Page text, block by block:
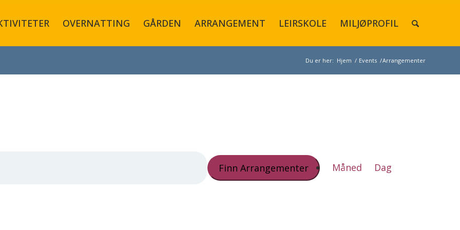
OVERNATTING GÅRDEN ARRANGEMENT LEIRSKOLE MILJØPROFIL
Du er her: Hjem / Events /Arrangementer
Finn Arrangementer Views
Navigation
Måned Dag